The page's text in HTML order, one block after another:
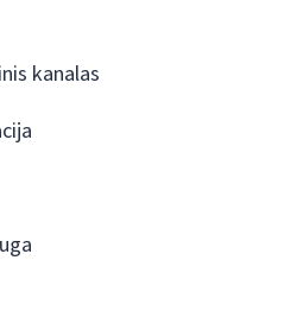
kanalas